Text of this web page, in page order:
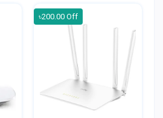
৳200.00 Off